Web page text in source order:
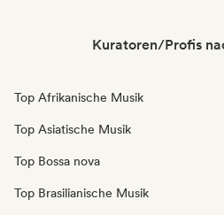
Kuratoren/Profis
Top Afrikanische Musik
Top Asiatische Musik
Top Bossa nova
Top Brasilianische Musik